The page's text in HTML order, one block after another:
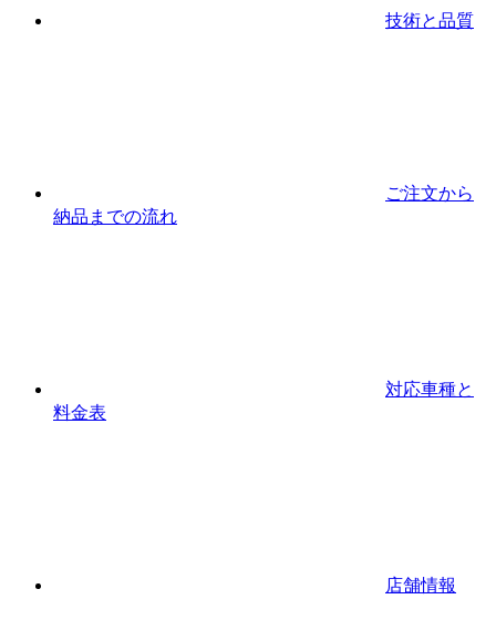
技術と品質
ご注文から
納品までの流れ
対応車種と
料金表
店舗情報